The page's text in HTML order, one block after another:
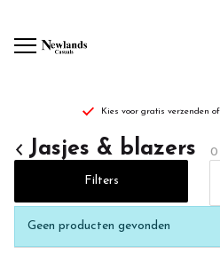
Kies voor gratis verzenden
jasjes
blazers
Jasjes & blazers 0
Filters
Geen producten gevonden